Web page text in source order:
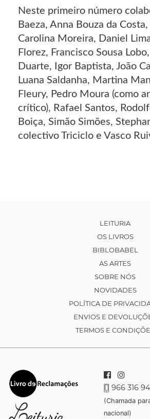
Neste primeiro número
Baeza, Anna Bouza da
Carolina Moreira, Daniel
Florez, Francisco Sousa
Duarte, Igor Baptista, João
Luana Saldanha, Martina
Fleury, Pedro Moura (como
crítico), Rafael Santos,
Boiça, Simão Simões,
colectivo Triciclo e Vasco
LEITURIA
OS LIVROS
BIBLOBABEL
AS ARTES
SOBRE NÓS
NOVIDADES
POLÍTICA DE
ENVIOS E
TERMOS E
966 316
(Chamada
nacional)